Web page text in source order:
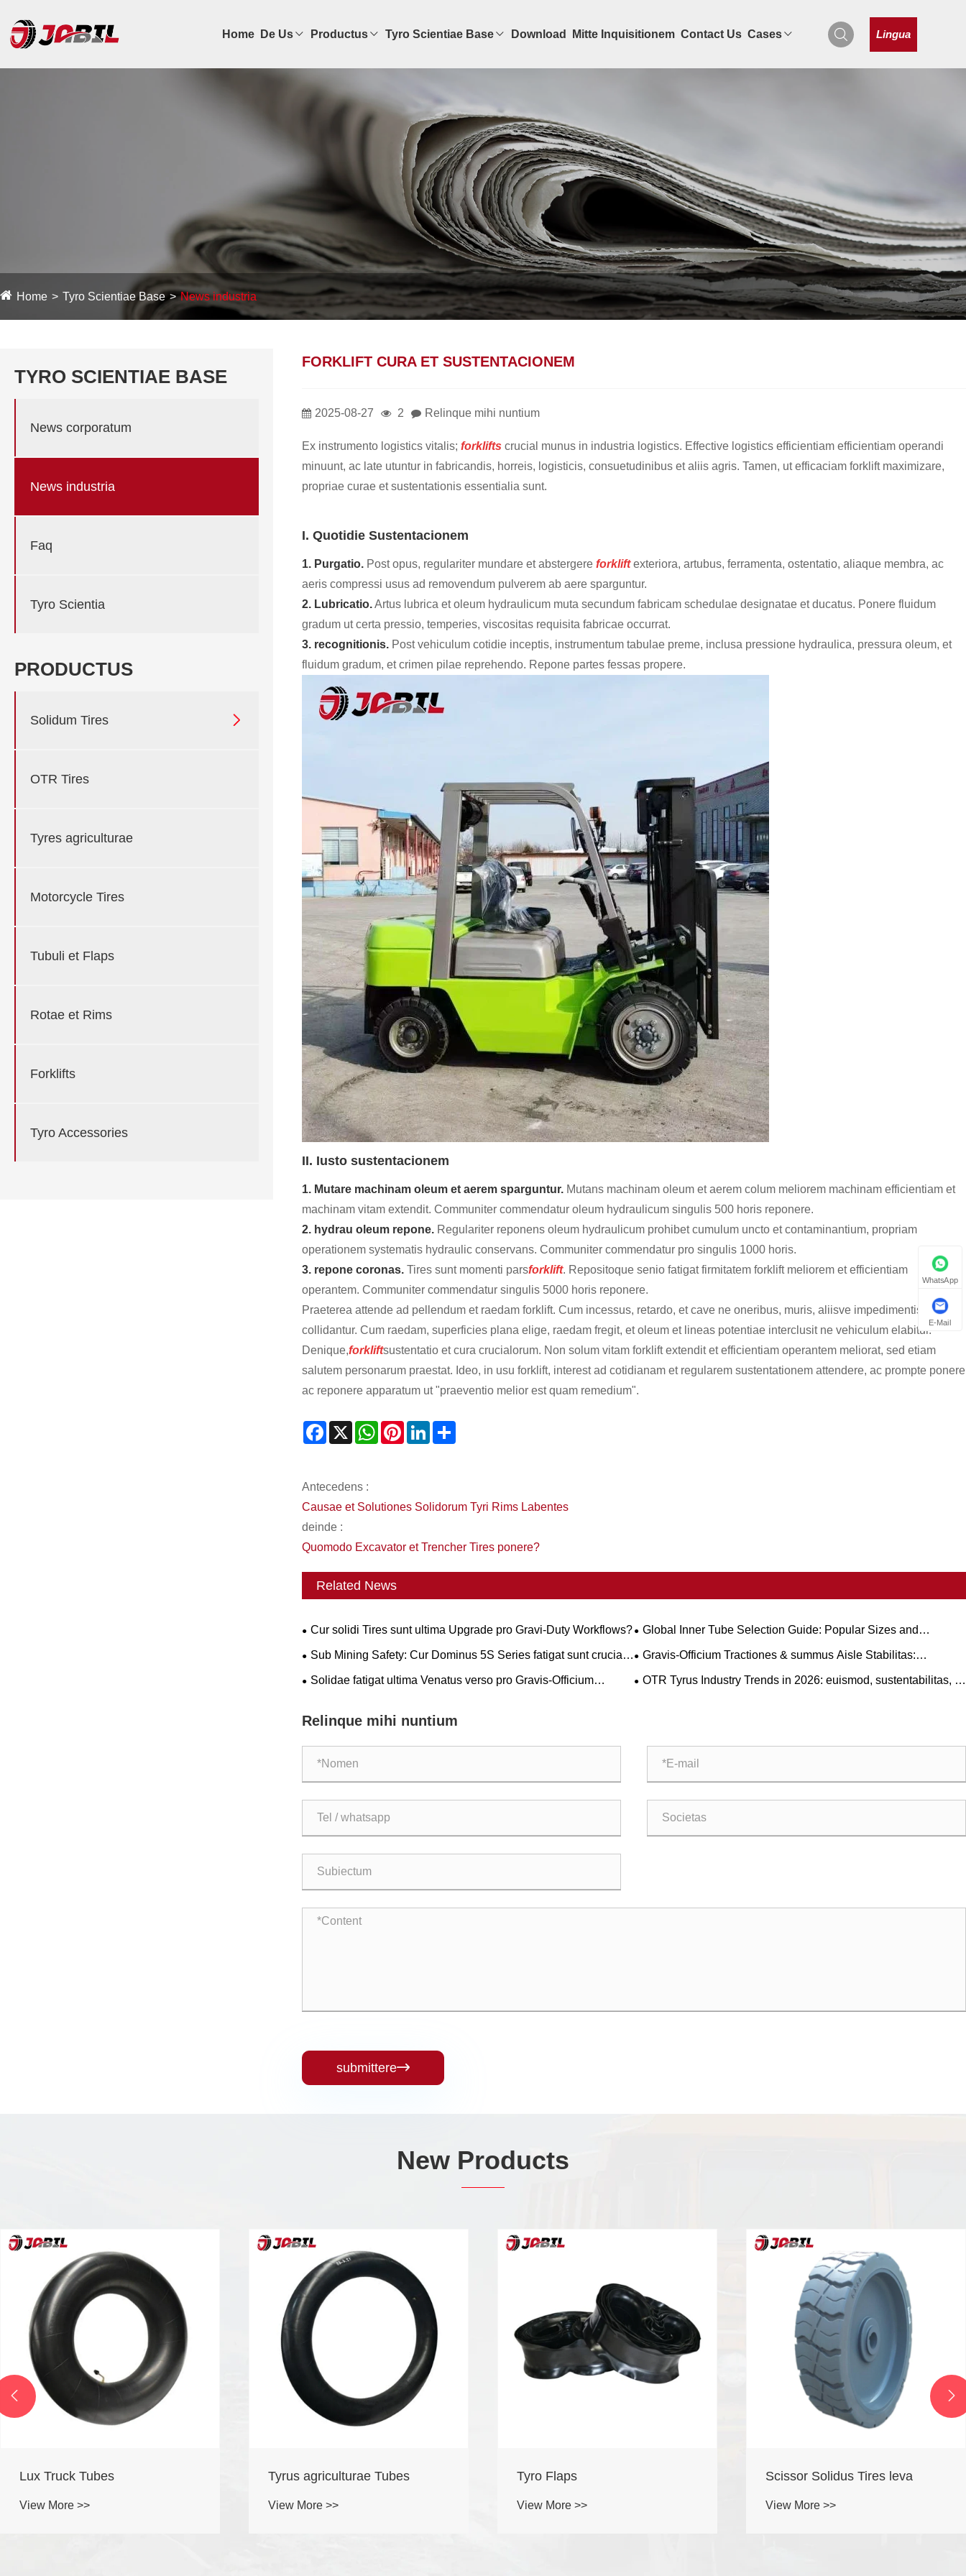
Home De Us Productus Tyro Scientiae Base Download Mitte Inquisitionem Contact Us Cases Lingua
Home Tyro Scientiae Base News industria
TYRO SCIENTIAE BASE
News corporatum
News industria
Faq
Tyro Scientia
PRODUCTUS
Solidum Tires 
OTR Tires
Tyres agriculturae
Motorcycle Tires
Tubuli et Flaps
Rotae et Rims
Forklifts
Tyro Accessories
FORKLIFT CURA ET SUSTENTACIONEM
2025-08-27 2 Relinque mihi nuntium
Ex instrumento logistics vitalis; forklifts crucial munus in industria logistics. Effective logistics efficientiam efficientiam operandi
minuunt, ac late utuntur in fabricandis, horreis, logisticis, consuetudinibus et aliis agris. Tamen, ut efficaciam forklift maximizare,
propriae curae et sustentationis essentialia sunt.
I. Quotidie Sustentacionem
1. Purgatio. Post opus, regulariter mundare et abstergere forklift exteriora, artubus, ferramenta, ostentatio, aliaque membra, ac
aeris compressi usus ad removendum pulverem ab aere sparguntur.
2. Lubricatio.Artus lubrica et oleum hydraulicum muta secundum fabricam schedulae designatae et ducatus. Ponere fluidum
gradum ut certa pressio, temperies, viscositas requisita fabricae occurrat.
3. recognitionis. Post vehiculum cotidie inceptis, instrumentum tabulae preme, inclusa pressione hydraulica, pressura oleum, et
fluidum gradum, et crimen pilae reprehendo. Repone partes fessas propere.
II. Iusto sustentacionem
1. Mutare machinam oleum et aerem sparguntur. Mutans machinam oleum et aerem colum meliorem machinam efficientiam et
machinam vitam extendit. Communiter commendatur oleum hydraulicum singulis 500 horis reponere.
2. hydrau oleum repone. Regulariter reponens oleum hydraulicum prohibet cumulum uncto et contaminantium, propriam
operationem systematis hydraulic conservans. Communiter commendatur pro singulis 1000 horis.
3. repone coronas. Tires sunt momenti parsforklift. Repositoque senio fatigat firmitatem forklift meliorem et efficientiam
operantem. Communiter commendatur singulis 5000 horis reponere.
Praeterea attende ad pellendum et raedam forklift. Cum incessus, retardo, et cave ne oneribus, muris, aliisve impedimentis
collidantur. Cum raedam, superficies plana elige, raedam fregit, et oleum et lineas potentiae interclusit ne vehiculum elabitur.
Denique,forkliftsustentatio et cura crucialorum. Non solum vitam forklift extendit et efficientiam operantem meliorat, sed etiam
salutem personarum praestat. Ideo, in usu forklift, interest ad cotidianam et regularem sustentationem attendere, ac prompte ponere
ac reponere apparatum ut "praeventio melior est quam remedium".
Facebook
X WhatsAppPinterestLinkedIn
Antecedens :
Causae et Solutiones Solidorum Tyri Rims Labentes
deinde :
Quomodo Excavator et Trencher Tires ponere?
Related News
Cur solidi Tires sunt ultima Upgrade pro Gravi-Duty Workflows?
Global Inner Tube Selection Guide: Popular Sizes and
Scenario-Based Applications for Natural vs. Butyl Rubber
Sub Mining Safety: Cur Dominus 5S Series fatigat sunt crucial
ad Circumscriptis Coste LHD Downtime
Gravis-Officium Tractiones & summus Aisle Stabilitas:
pervenire CARRUS Purgamentum Tyrum Press trends and
Solidae fatigat ultima Venatus verso pro Gravis-Officium
OTR Tyrus Industry Trends in 2026: euismod, sustentabilitas, et
Relinque mihi nuntium
submittere
New Products
Lux Truck Tubes
View More >>
Tyrus agriculturae Tubes
View More >>
Tyro Flaps
View More >>
Scissor Solidus Tires leva
View More >>
 
WhatsApp
E-Mail